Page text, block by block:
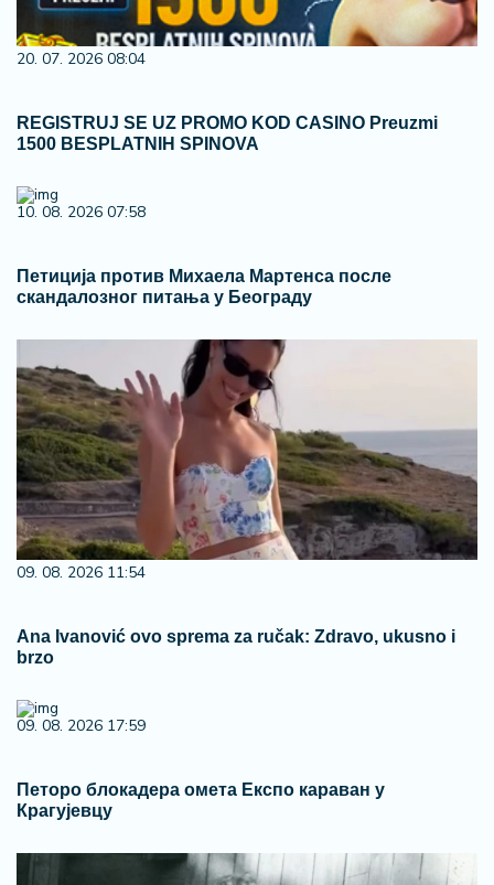
20. 07. 2026 08:04
REGISTRUJ SE UZ PROMO KOD CASINO Preuzmi
1500 BESPLATNIH SPINOVA
10. 08. 2026 07:58
Петиција против Михаела Мартенса после
скандалозног питања у Београду
09. 08. 2026 11:54
Ana Ivanović ovo sprema za ručak: Zdravo, ukusno i
brzo
09. 08. 2026 17:59
Петоро блокадера омета Експо караван у
Крагујевцу